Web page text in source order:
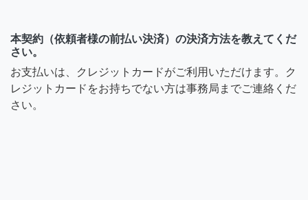
本契約（依頼者様の前払い決済）の決済方法を教えてくだ
さい。
お支払いは、クレジットカードがご利用いただけます。ク
レジットカードをお持ちでない方は事務局までご連絡くだ
さい。